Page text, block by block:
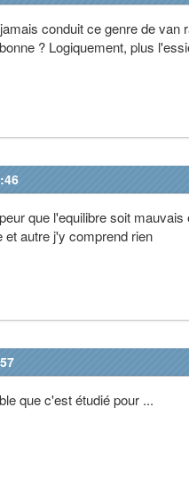
conduit ce genre de van
? Logiquement, plus
que l'equilibre soit
et autre j'y comprend rien
que c'est étudié pour ...